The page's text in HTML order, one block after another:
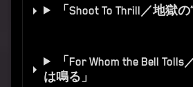
「Shoot To Thrill／地獄の
「For Whom the Bell
は鳴る」